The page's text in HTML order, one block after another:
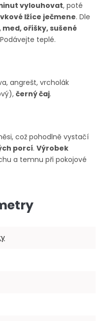
vylouhovat, poté
lžíce ječmene. Dle
med, oříšky, sušené
teplé.
angrešt, vrcholák
černý čaj.
což pohodlně vystačí
porcí. Výrobek
a temnu při pokojové